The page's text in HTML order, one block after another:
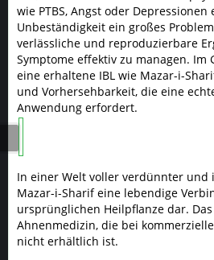
wie PTBS, Angst oder
Unbeständigkeit ein großes
verlässliche und reproduzierbare
Symptome effektiv zu managen. Im
eine erhaltene IBL wie Mazar-i-
und Vorhersehbarkeit, die eine
Anwendung erfordert.
In einer Welt voller verdünnter
Mazar-i-Sharif eine lebendige
ursprünglichen Heilpflanze dar.
Ahnenmedizin, die bei
nicht erhältlich ist.